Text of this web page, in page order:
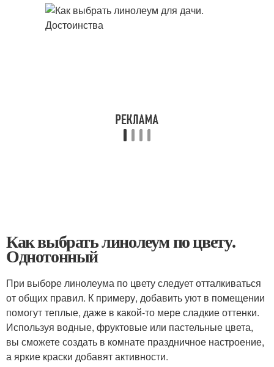
Как выбрать линолеум по цвету.
Однотонный
При выборе линолеума по цвету следует отталкиваться
от общих правил. К примеру, добавить уют в помещении
помогут теплые, даже в какой-то мере сладкие оттенки.
Используя водные, фруктовые или пастельные цвета,
вы сможете создать в комнате праздничное настроение,
а яркие краски добавят активности.